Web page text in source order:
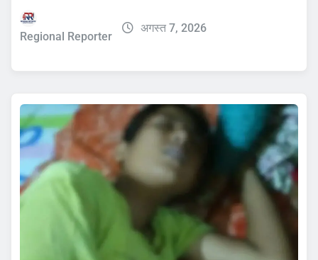
Regional Reporter
अगस्त 7, 2026